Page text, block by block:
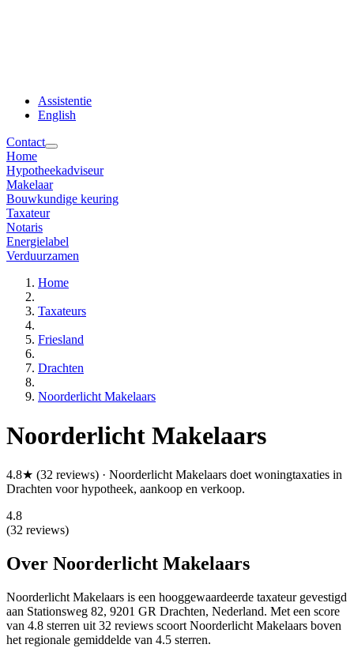
Assistentie
English
Contact
Home
Hypotheekadviseur
Makelaar
Bouwkundige keuring
Taxateur
Notaris
Energielabel
Verduurzamen
Home
Taxateurs
Friesland
Drachten
Noorderlicht Makelaars
Noorderlicht Makelaars
4.8★ (32 reviews) · Noorderlicht Makelaars doet woningtaxaties in
Drachten voor hypotheek, aankoop en verkoop.
4.8
(32 reviews)
Over Noorderlicht Makelaars
Noorderlicht Makelaars is een hooggewaardeerde taxateur gevestigd
aan Stationsweg 82, 9201 GR Drachten, Nederland. Met een score
van 4.8 sterren uit 32 reviews scoort Noorderlicht Makelaars boven
het regionale gemiddelde van 4.5 sterren.